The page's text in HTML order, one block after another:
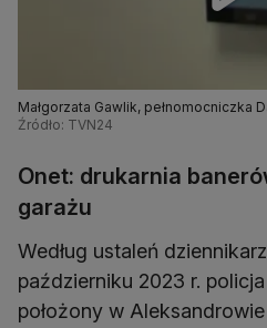
Małgorzata Gawlik, pełnomocniczka
Źródło: TVN24
Onet: drukarnia
garażu
Według ustaleń
październiku 2023 r.
położony w Aleksandrowie